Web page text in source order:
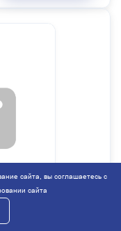
сайта, вы соглашаетесь с
сайта